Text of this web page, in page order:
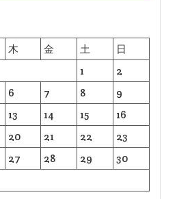
木 金 土
日
1
2
6 7 8
9
13 14 15
16
20 21 22
23
27 28 29
30